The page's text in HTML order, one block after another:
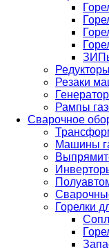
Резаки
Рампы
Сварочное
Машины
Горелки